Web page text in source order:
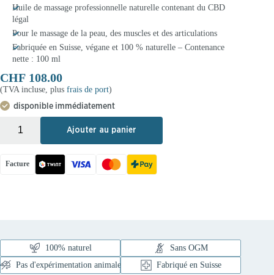
Huile de massage professionnelle naturelle contenant du CBD
légal
Pour le massage de la peau, des muscles et des articulations
Fabriquée en Suisse, végane et 100 % naturelle – Contenance
nette : 100 ml
CHF 108.00
(TVA incluse, plus frais de port)
disponible immédiatement
Ajouter au panier
Facture
100% naturel
Sans OGM
Pas d'expérimentation animale
Fabriqué en Suisse